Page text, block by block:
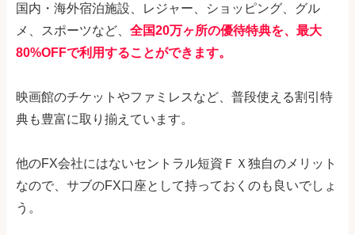
国内・海外宿泊施設、レジャー、ショッピング、グル
メ、スポーツなど、 全国20万ヶ所の優待特典を、最大
80%OFFで利用することができます。
映画館のチケットやファミレスなど、普段使える割引特
典も豊富に取り揃えています。
他のFX会社にはないセントラル短資ＦＸ独自のメリット
なので、サブのFX口座として持っておくのも良いでしょ
う。